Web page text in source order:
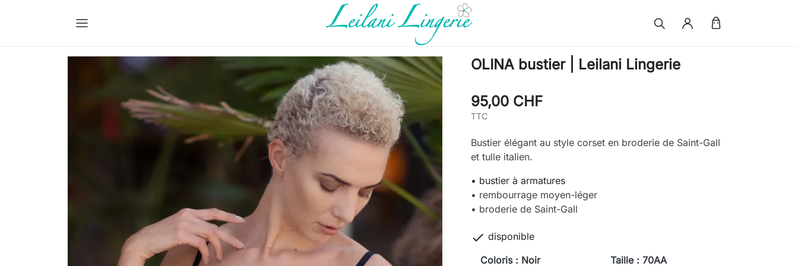
OLINA bustier | Leilani Lingerie
95,00 CHF
TTC
Bustier élégant au style corset en broderie de Saint-Gall
et tulle italien.
• bustier à armatures
• rembourrage moyen-léger
• broderie de Saint-Gall
 disponible
Coloris : Noir
Taille : 70AA